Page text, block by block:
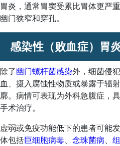
胃炎，通常胃窦受累比胃体更严
幽门狭窄和穿孔。
感染性（败血症）胃
除了幽门螺杆菌感染外，细菌侵
血、摄入腐蚀性物质或暴露于辐
廓。病情可表现为外科急腹症，
手术治疗。
虚弱或免疫功能低下的患者可能
体包括巨细胞病毒、 念珠菌病、